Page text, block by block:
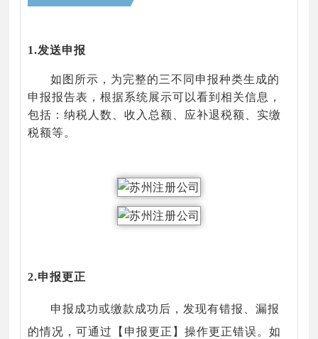
1.发送申报
如图所示，为完整的三不同申报种类生成的
申报报告表，根据系统展示可以看到相关信息，
包括：纳税人数、收入总额、应补退税额、实缴
税额等。
2.申报更正
申报成功或缴款成功后，发现有错报、漏报
的情况，可通过【申报更正】操作更正错误。如